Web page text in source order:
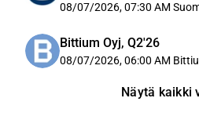
08/07/2026, 07:30 AM
Bittium Oyj, Q2'26
08/07/2026, 06:00 AM
Näytä kaikki